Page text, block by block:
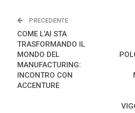
PRECEDENTE
COME L’AI STA
TRASFORMANDO IL
MONDO DEL
MANUFACTURING:
INCONTRO CON
ACCENTURE